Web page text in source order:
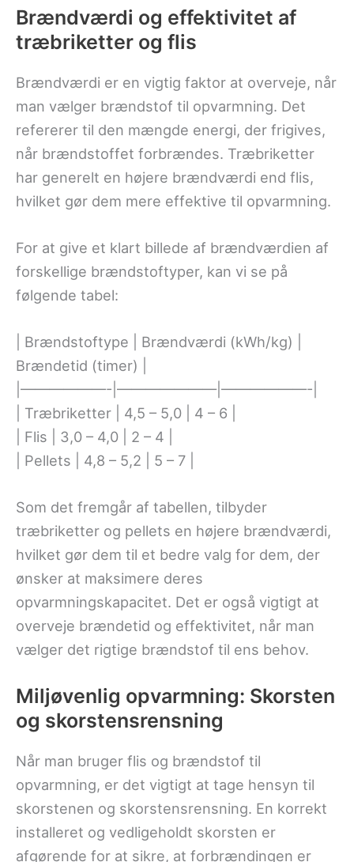
Brændværdi og effektivitet af
træbriketter og flis
Brændværdi er en vigtig faktor at overveje, når
man vælger brændstof til opvarmning. Det
refererer til den mængde energi, der frigives,
når brændstoffet forbrændes. Træbriketter
har generelt en højere brændværdi end flis,
hvilket gør dem mere effektive til opvarmning.
For at give et klart billede af brændværdien af
forskellige brændstoftyper, kan vi se på
følgende tabel:
| Brændstoftype | Brændværdi (kWh/kg) |
Brændetid (timer) |
|——————-|———————|——————-|
| Træbriketter | 4,5 – 5,0 | 4 – 6 |
| Flis | 3,0 – 4,0 | 2 – 4 |
| Pellets | 4,8 – 5,2 | 5 – 7 |
Som det fremgår af tabellen, tilbyder
træbriketter og pellets en højere brændværdi,
hvilket gør dem til et bedre valg for dem, der
ønsker at maksimere deres
opvarmningskapacitet. Det er også vigtigt at
overveje brændetid og effektivitet, når man
vælger det rigtige brændstof til ens behov.
Miljøvenlig opvarmning: Skorsten
og skorstensrensning
Når man bruger flis og brændstof til
opvarmning, er det vigtigt at tage hensyn til
skorstenen og skorstensrensning. En korrekt
installeret og vedligeholdt skorsten er
afgørende for at sikre, at forbrændingen er